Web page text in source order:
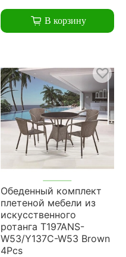
В корзину
Обеденный комплект
плетеной мебели из
искусственного
ротанга T197ANS-
W53/Y137C-W53 Brown
4Pcs